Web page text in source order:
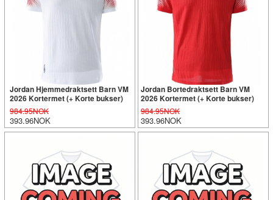
Jordan Hjemmedraktsett Barn VM
2026 Kortermet (+ Korte bukser)
984.95NOK
393.96NOK
Jordan Bortedraktsett Barn VM
2026 Kortermet (+ Korte bukser)
984.95NOK
393.96NOK